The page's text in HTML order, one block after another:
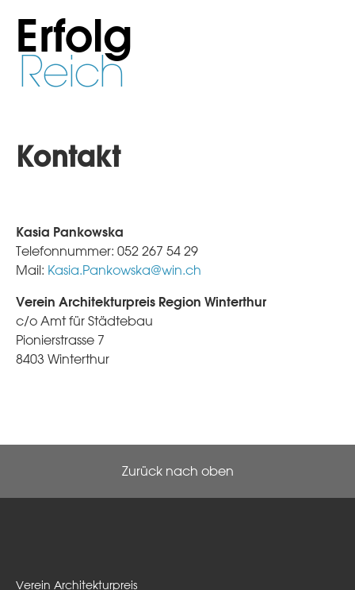
Erfolg
Reich
Kontakt
Kasia Pankowska
Telefonnummer: 052 267 54 29
Mail: Kasia.Pankowska@win.ch
Verein Architekturpreis Region Winterthur
c/o Amt für Städtebau
Pionierstrasse 7
8403 Winterthur
Zurück nach oben
Verein Architekturpreis